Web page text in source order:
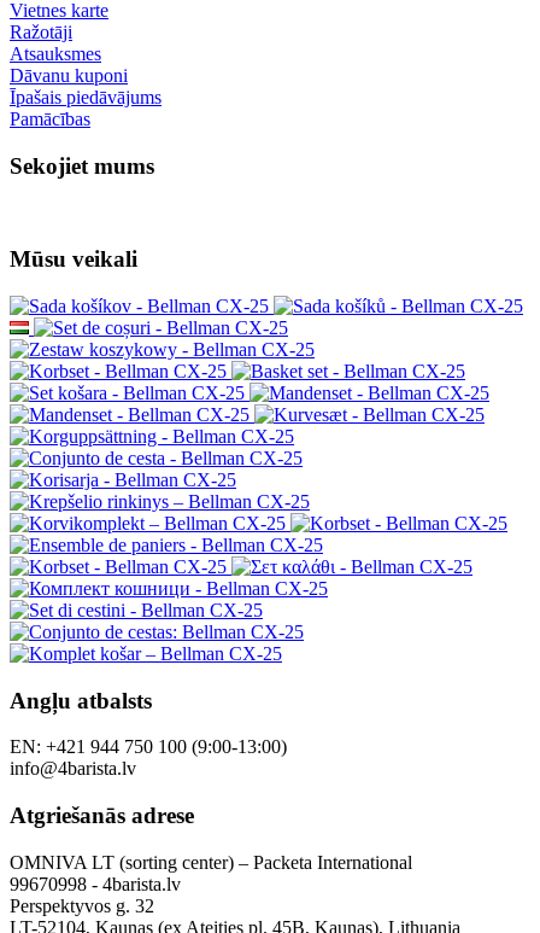
Vietnes karte
Ražotāji
Atsauksmes
Dāvanu kuponi
Īpašais piedāvājums
Pamācības
Sekojiet mums
Mūsu veikali
Angļu atbalsts
EN: +421 944 750 100 (9:00-13:00)
info@4barista.lv
Atgriešanās adrese
OMNIVA LT (sorting center) – Packeta International
99670998 - 4barista.lv
Perspektyvos g. 32
LT-52104, Kaunas (ex Ateities pl. 45B, Kaunas), Lithuania